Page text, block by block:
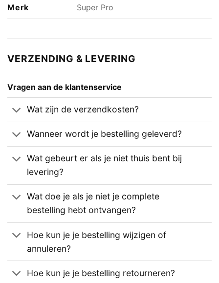
Merk Super Pro
VERZENDING & LEVERING
Vragen aan de klantenservice
Wat zijn de verzendkosten?
Wanneer wordt je bestelling geleverd?
Wat gebeurt er als je niet thuis bent bij
levering?
Wat doe je als je niet je complete
bestelling hebt ontvangen?
Hoe kun je je bestelling wijzigen of
annuleren?
Hoe kun je je bestelling retourneren?